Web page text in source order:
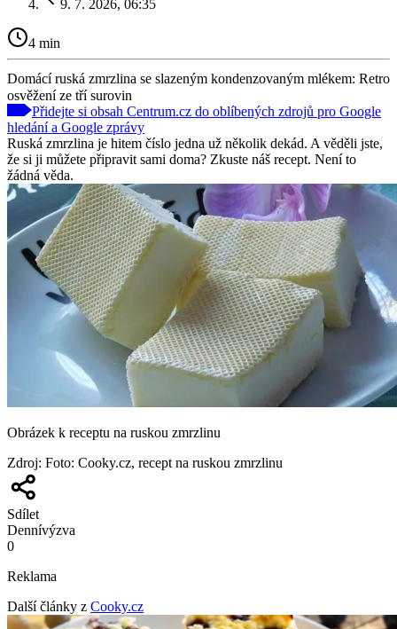
9. 7. 2026, 06:35
4 min
Domácí ruská zmrzlina se slazeným kondenzovaným mlékem: Retro
osvěžení ze tří surovin
Přidejte si obsah Centrum.cz do oblíbených zdrojů pro Google
hledání a Google zprávy
Ruská zmrzlina je hitem číslo jedna už několik dekád. A věděli jste,
že si ji můžete připravit sami doma? Zkuste náš recept. Není to
žádná věda.
Obrázek k receptu na ruskou zmrzlinu
Zdroj: Foto: Cooky.cz, recept na ruskou zmrzlinu
Sdílet
Dennívýzva
0
Reklama
Další články z Cooky.cz